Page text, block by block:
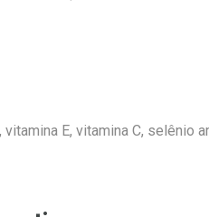
E, vitamina C, selênio